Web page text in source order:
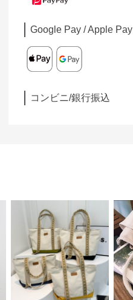
Google Pay / Apple Pay
コンビニ/銀行振込